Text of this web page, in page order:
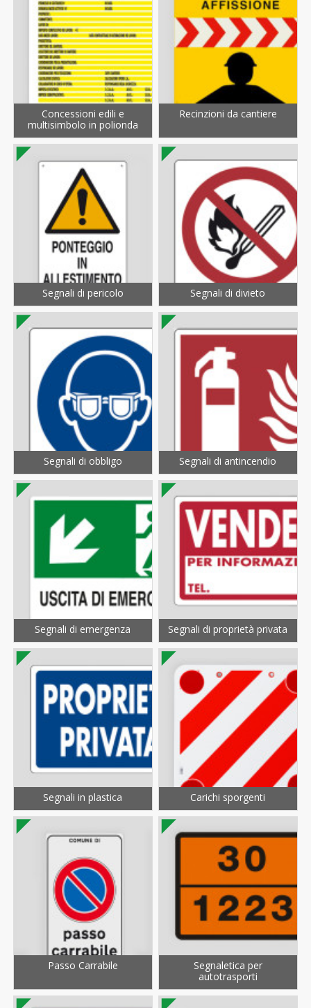
Concessioni edili e
multisimbolo in polionda
Recinzioni da cantiere
Segnali di pericolo Segnali di divieto
Segnali di obbligo Segnali di antincendio
Segnali di emergenza Segnali di proprietà privata
Segnali in plastica Carichi sporgenti
Passo Carrabile
Segnaletica per
autotrasporti